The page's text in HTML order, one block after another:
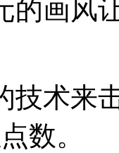
的画风
技术来
数。